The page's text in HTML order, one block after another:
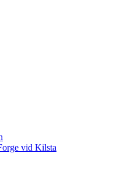
vid Kilsta